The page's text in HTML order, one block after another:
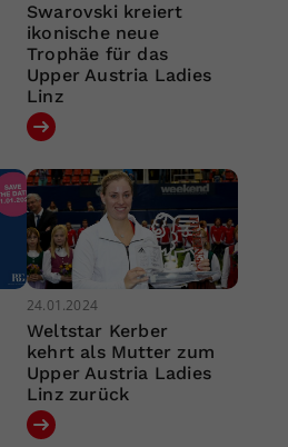
Swarovski kreiert
ikonische neue
Trophäe für das
Upper Austria Ladies
Linz
24.01.2024
Weltstar Kerber
kehrt als Mutter zum
Upper Austria Ladies
Linz zurück